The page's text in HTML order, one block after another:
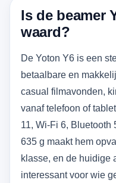
Is de beamer
waard?
De Yoton Y6 is een
betaalbare en
casual filmavonden,
vanaf telefoon of
11, Wi‑Fi 6,
635 g maakt hem
klasse, en de huidige
interessant voor wie